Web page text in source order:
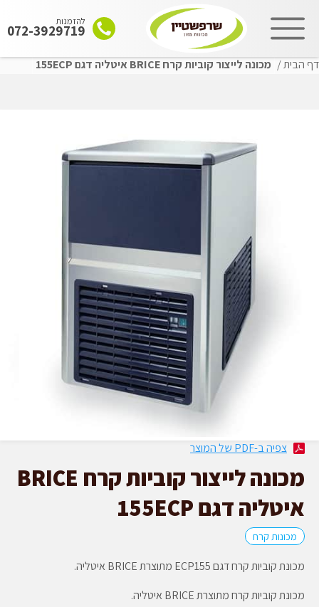
שִׂים
להזמנות
072-3929719
דף הבית/ מכונה לייצור קוביות קרח BRICE איטליה דגם 155ECP
מכונה לייצור קוביות קרח BRICE
איטליה דגם 155ECP
מכונות קרח
מכונת קוביות קרח דגם ECP155 מתוצרת BRICE איטליה.
מכונת קוביות קרח מתוצרת BRICE איטליה.
צפיה ב-PDF של המוצר